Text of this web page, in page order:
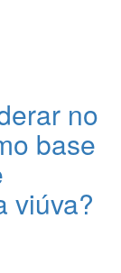
no
base
viúva?